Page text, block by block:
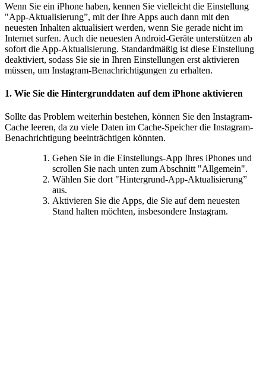
Wenn Sie ein iPhone haben, kennen Sie vielleicht die Einstellung
"App-Aktualisierung”, mit der Ihre Apps auch dann mit den
neuesten Inhalten aktualisiert werden, wenn Sie gerade nicht im
Internet surfen. Auch die neuesten Android-Geräte unterstützen ab
sofort die App-Aktualisierung. Standardmäßig ist diese Einstellung
deaktiviert, sodass Sie sie in Ihren Einstellungen erst aktivieren
müssen, um Instagram-Benachrichtigungen zu erhalten.
1. Wie Sie die Hintergrunddaten auf dem iPhone aktivieren
Sollte das Problem weiterhin bestehen, können Sie den Instagram-
Cache leeren, da zu viele Daten im Cache-Speicher die Instagram-
Benachrichtigung beeinträchtigen könnten.
Gehen Sie in die Einstellungs-App Ihres iPhones und
scrollen Sie nach unten zum Abschnitt "Allgemein".
Wählen Sie dort "Hintergrund-App-Aktualisierung”
aus.
Aktivieren Sie die Apps, die Sie auf dem neuesten
Stand halten möchten, insbesondere Instagram.